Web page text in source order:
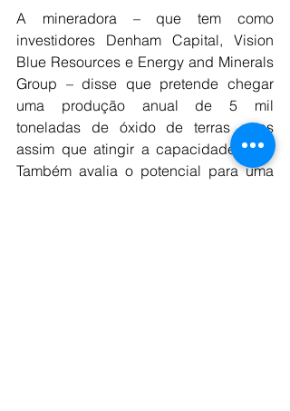
A mineradora – que tem como
investidores Denham Capital, Vision
Blue Resources e Energy and Minerals
Group – disse que pretende chegar
uma produção anual de 5 mil
toneladas de óxido de terras raras
assim que atingir a capacidade total.
Também avalia o potencial para uma